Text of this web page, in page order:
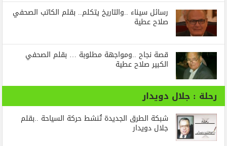
رسائل‭ ‬سيناء‭.. ‬والتاريخ‭ ‬يتكلم.. بقلم الكاتب الصحفي
صلاح عطية
قصة نجاح ..ومواجهة مطلوبة … بقلم الصحفي
الكبير صلاح عطية
رحلة : جلال دويدار
شبكة الطرق الجديدة تُنشط حركة السياحة ..بقلم
جلال دويدار